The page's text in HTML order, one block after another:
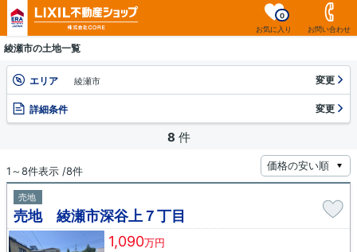
お気に入り
0
お問い合わせ
綾瀬市の土地一覧
エリア 綾瀬市 変更
詳細条件 変更
8 件
1～8件表示 /8件
売地
売地 綾瀬市深谷上７丁目
1,090万円